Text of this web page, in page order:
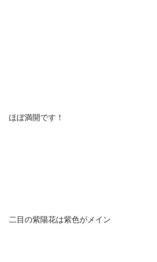
ほぼ満開です！
二目の紫陽花は紫色がメイン